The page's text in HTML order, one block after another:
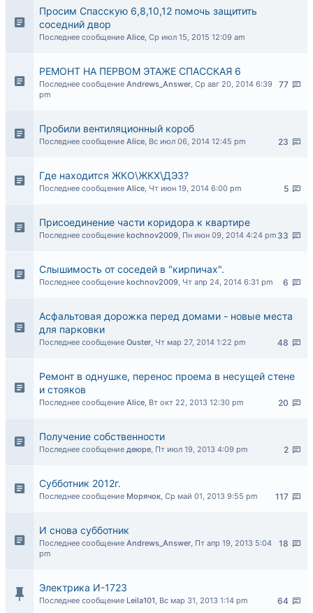
Просим Спасскую 6,8,10,12 помочь защитить
соседний двор
Последнее сообщение Alice, Ср июл 15, 2015 12:09 am
РЕМОНТ НА ПЕРВОМ ЭТАЖЕ СПАССКАЯ 6
77
Последнее сообщение Andrews_Answer, Ср авг 20, 2014 6:39
pm
Пробили вентиляционный короб
23
Последнее сообщение Alice, Вс июл 06, 2014 12:45 pm
Где находится ЖКО\ЖКХ\ДЭЗ?
5
Последнее сообщение Alice, Чт июн 19, 2014 6:00 pm
Присоединение части коридора к квартире
33
Последнее сообщение kochnov2009, Пн июн 09, 2014 4:24 pm
Слышимость от соседей в "кирпичах".
6
Последнее сообщение kochnov2009, Чт апр 24, 2014 6:31 pm
Асфальтовая дорожка перед домами - новые места
для парковки
48
Последнее сообщение Ouster, Чт мар 27, 2014 1:22 pm
Ремонт в однушке, перенос проема в несущей стене
и стояков
20
Последнее сообщение Alice, Вт окт 22, 2013 12:30 pm
Получение собственности
2
Последнее сообщение деюре, Пт июл 19, 2013 4:09 pm
Субботник 2012г.
117
Последнее сообщение Морячок, Ср май 01, 2013 9:55 pm
И снова субботник
18
Последнее сообщение Andrews_Answer, Пт апр 19, 2013 5:04
pm
Электрика И-1723
64
Последнее сообщение Leila101, Вс мар 31, 2013 1:14 pm